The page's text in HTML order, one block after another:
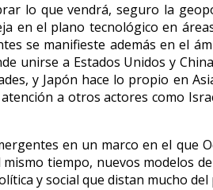
lo que vendrá, seguro la
en el plano tecnológico en
se manifieste además en el
unirse a Estados Unidos y
y Japón hace lo propio en
a otros actores como
en un marco en el que
tiempo, nuevos modelos
y social que distan mucho